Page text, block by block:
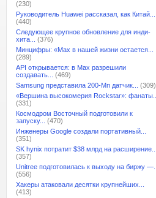
(230)
Руководитель Huawei рассказал, как Китай...
(440)
Следующее крупное обновление для инди-
хита...
(376)
Минцифры: «Max в нашей жизни остается...
(289)
API открывается: в Max разрешили
создавать...
(469)
Samsung представила 200-Мп датчик...
(309)
«Вершина высокомерия Rockstar»: фанаты...
(331)
Космодром Восточный подготовили к
запуску...
(470)
Инженеры Google создали портативный...
(351)
SK hynix потратит $38 млрд на расширение...
(357)
Unitree подготовилась к выходу на биржу —...
(556)
Хакеры атаковали десятки крупнейших...
(413)